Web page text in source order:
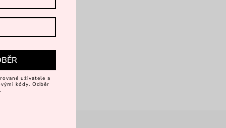
uživatele a
kódy. Odběr